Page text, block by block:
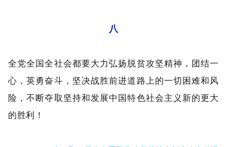
八
全党全国全社会都要大力弘扬脱贫攻坚精神，团结一
心，英勇奋斗，坚决战胜前进道路上的一切困难和风
险，不断夺取坚持和发展中国特色社会主义新的更大
的胜利！